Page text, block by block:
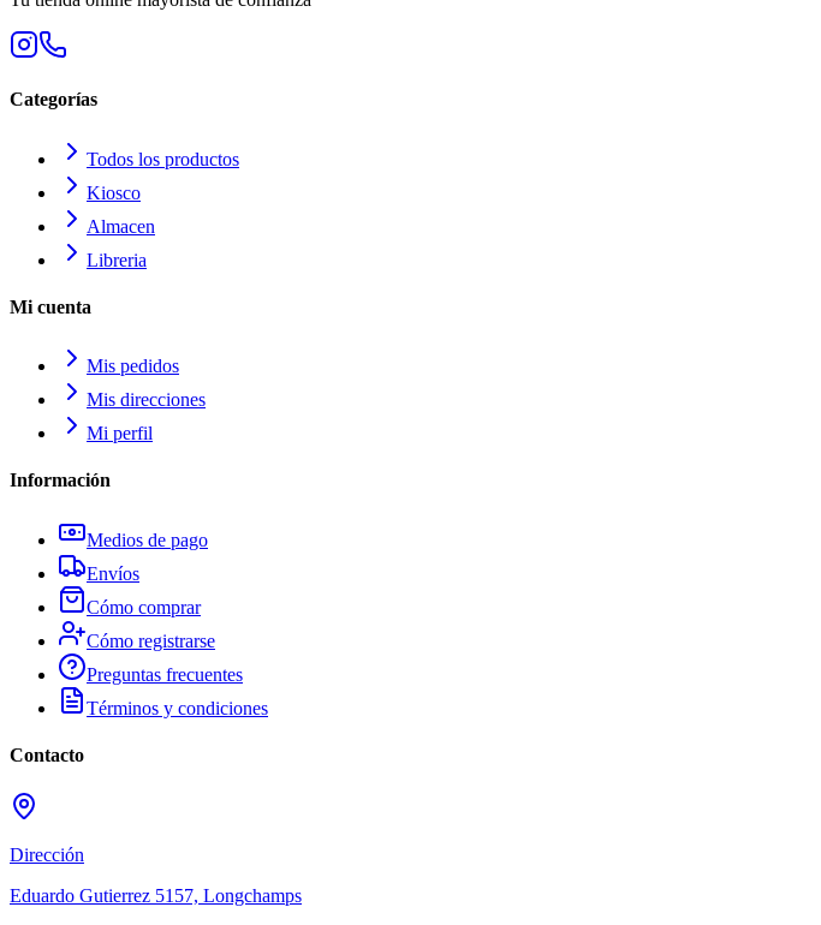
Categorías
Todos los productos
Kiosco
Almacen
Libreria
Mi cuenta
Mis pedidos
Mis direcciones
Mi perfil
Información
Medios de pago
Envíos
Cómo comprar
Cómo registrarse
Preguntas frecuentes
Términos y condiciones
Contacto
Dirección
Eduardo Gutierrez 5157, Longchamps